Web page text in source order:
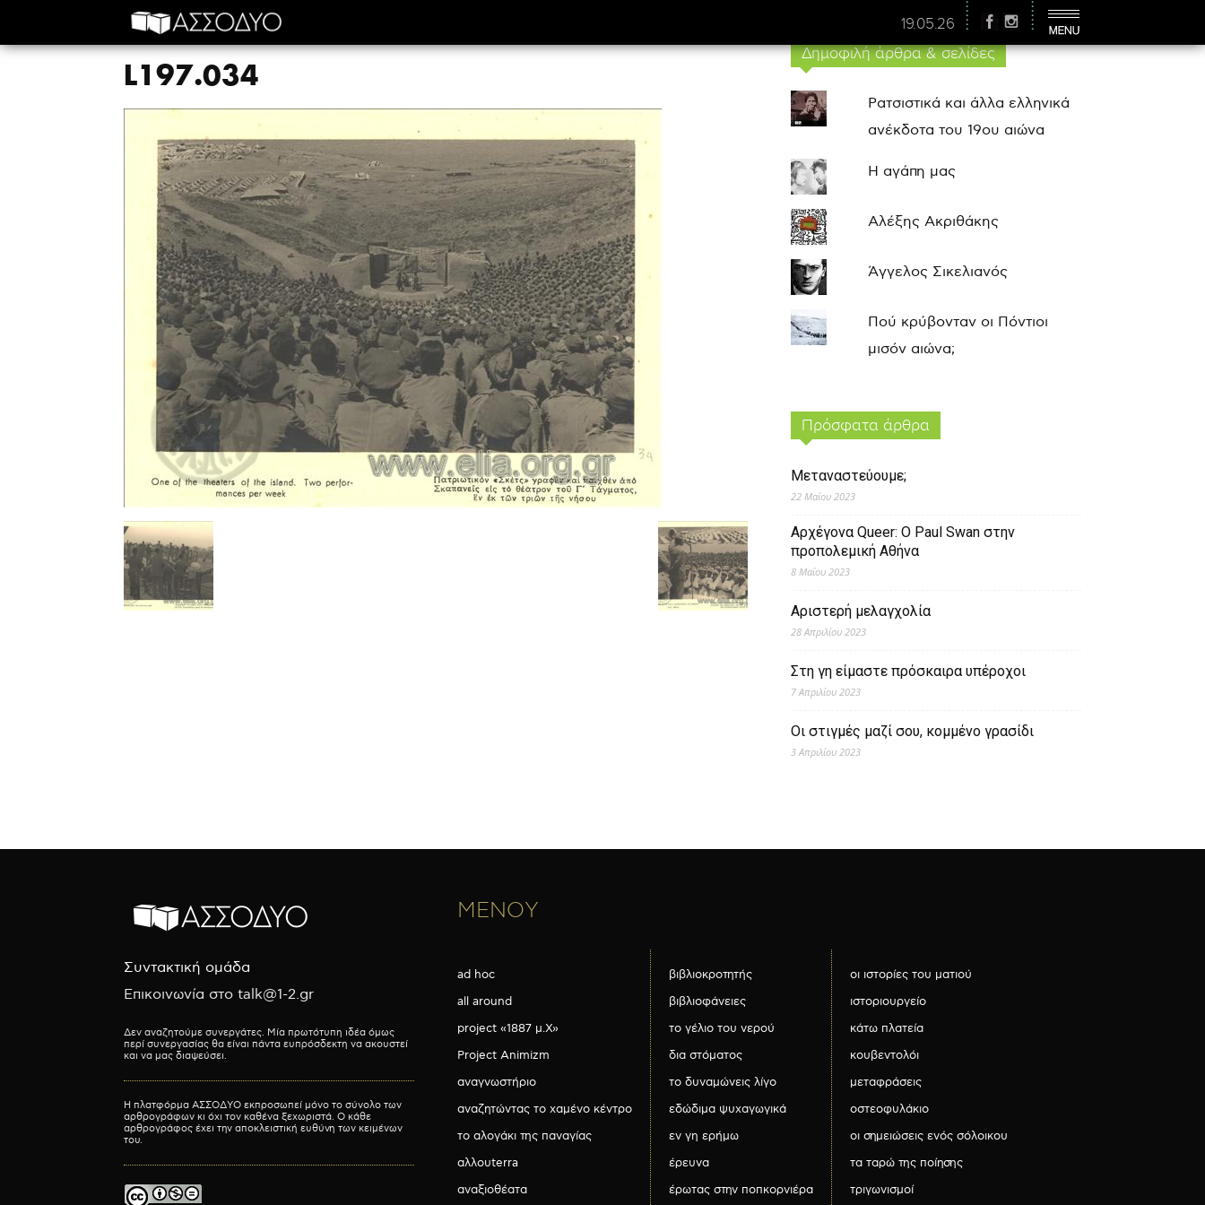
19.05.26
L197.034
Δημοφιλή άρθρα & σελίδες
Ρατσιστικά και άλλα ελληνικά
ανέκδοτα του 19ου αιώνα
Η αγάπη μας
Αλέξης Ακριθάκης
Άγγελος Σικελιανός
Πού κρύβονταν οι Πόντιοι
μισόν αιώνα;
Πρόσφατα άρθρα
Μεταναστεύουμε;
22 Μαΐου 2023
Αρχέγονα Queer: O Paul Swan στην
προπολεμική Αθήνα
8 Μαΐου 2023
Αριστερή μελαγχολία
28 Απριλίου 2023
Στη γη είμαστε πρόσκαιρα υπέροχοι
7 Απριλίου 2023
Οι στιγμές μαζί σου, κομμένο γρασίδι
3 Απριλίου 2023
Συντακτική ομάδα
Επικοινωνία στο talk@1-2.gr
Δεν αναζητούμε συνεργάτες. Μία πρωτότυπη ιδέα όμως
περί συνεργασίας θα είναι πάντα ευπρόσδεκτη να ακουστεί
και να μας διαψεύσει.
Η πλατφόρμα ΑΣΣΟΔΥΟ εκπροσωπεί μόνο το σύνολο των
αρθρογράφων κι όχι τον καθένα ξεχωριστά. Ο κάθε
αρθρογράφος έχει την αποκλειστική ευθύνη των κειμένων
του.
ΜΕΝΟΥ
ad hoc
all around
project «1887 μ.Χ»
Project Animizm
αναγνωστήριο
αναζητώντας το χαμένο κέντρο
το αλογάκι της παναγίας
αλλουterra
αναξιοθέατα
βιβλιοκροτητής
βιβλιοφάνειες
το γέλιο του νερού
δια στόματος
το δυναμώνεις λίγο
εδώδιμα ψυχαγωγικά
εν γη ερήμω
έρευνα
έρωτας στην ποπκορνιέρα
οι ιστορίες του ματιού
ιστοριουργείο
κάτω πλατεία
κουβεντολόι
μεταφράσεις
οστεοφυλάκιο
οι σημειώσεις ενός σόλοικου
τα ταρώ της ποίησης
τριγωνισμοί